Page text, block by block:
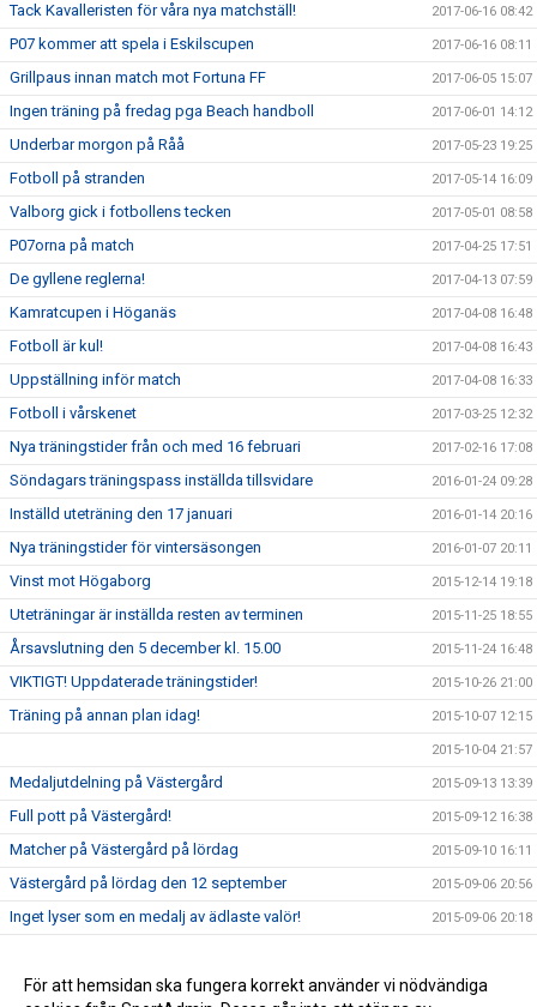
Tack Kavalleristen för våra nya matchställ! 2017-06-16 08:42
P07 kommer att spela i Eskilscupen 2017-06-16 08:11
Grillpaus innan match mot Fortuna FF 2017-06-05 15:07
Ingen träning på fredag pga Beach handboll 2017-06-01 14:12
Underbar morgon på Råå 2017-05-23 19:25
Fotboll på stranden 2017-05-14 16:09
Valborg gick i fotbollens tecken 2017-05-01 08:58
P07orna på match 2017-04-25 17:51
De gyllene reglerna! 2017-04-13 07:59
Kamratcupen i Höganäs 2017-04-08 16:48
Fotboll är kul! 2017-04-08 16:43
Uppställning inför match 2017-04-08 16:33
Fotboll i vårskenet 2017-03-25 12:32
Nya träningstider från och med 16 februari 2017-02-16 17:08
Söndagars träningspass inställda tillsvidare 2016-01-24 09:28
Inställd uteträning den 17 januari 2016-01-14 20:16
Nya träningstider för vintersäsongen 2016-01-07 20:11
Vinst mot Högaborg 2015-12-14 19:18
Uteträningar är inställda resten av terminen 2015-11-25 18:55
Årsavslutning den 5 december kl. 15.00 2015-11-24 16:48
VIKTIGT! Uppdaterade träningstider! 2015-10-26 21:00
Träning på annan plan idag! 2015-10-07 12:15
2015-10-04 21:57
Medaljutdelning på Västergård 2015-09-13 13:39
Full pott på Västergård! 2015-09-12 16:38
Matcher på Västergård på lördag 2015-09-10 16:11
Västergård på lördag den 12 september 2015-09-06 20:56
Inget lyser som en medalj av ädlaste valör! 2015-09-06 20:18
San Siro cupen på Råå 2015-09-05 15:20
För att hemsidan ska fungera korrekt använder vi nödvändiga